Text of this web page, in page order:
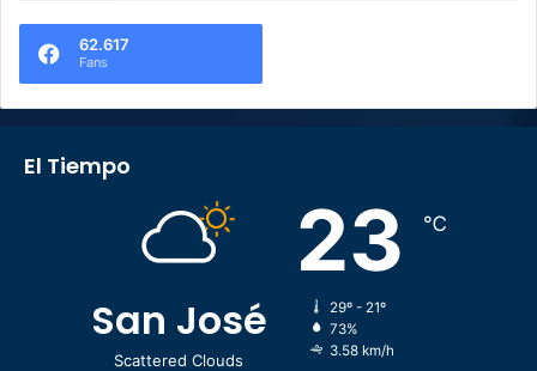
62.617
Fans
El Tiempo
San José
Scattered Clouds
23 ℃
29º - 21º
73%
3.58 km/h